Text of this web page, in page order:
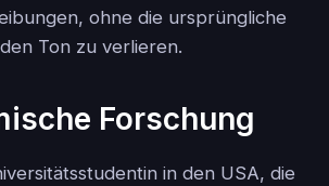
ohne die ursprüngliche
Ton zu verlieren.
Forschung
in den USA, die